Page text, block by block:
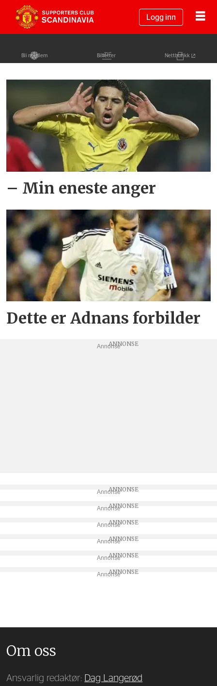
Logg inn
Bli medlem Billetter Nettbutikk
Tag:
juan
roman
riquelme
– Min eneste anger
Dette er Adnans forbilder
Annonse
Annonse
Annonse
Annonse
Annonse
Annonse
Annonse
Om oss
Ansvarlig redaktør: Dag Langerød